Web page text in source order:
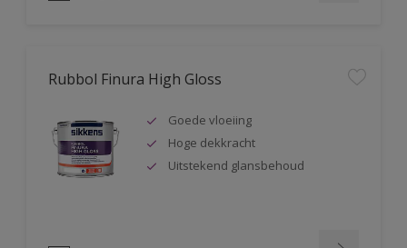
Rubbol Finura High Gloss
Goede vloeiing
Hoge dekkracht
Uitstekend glansbehoud